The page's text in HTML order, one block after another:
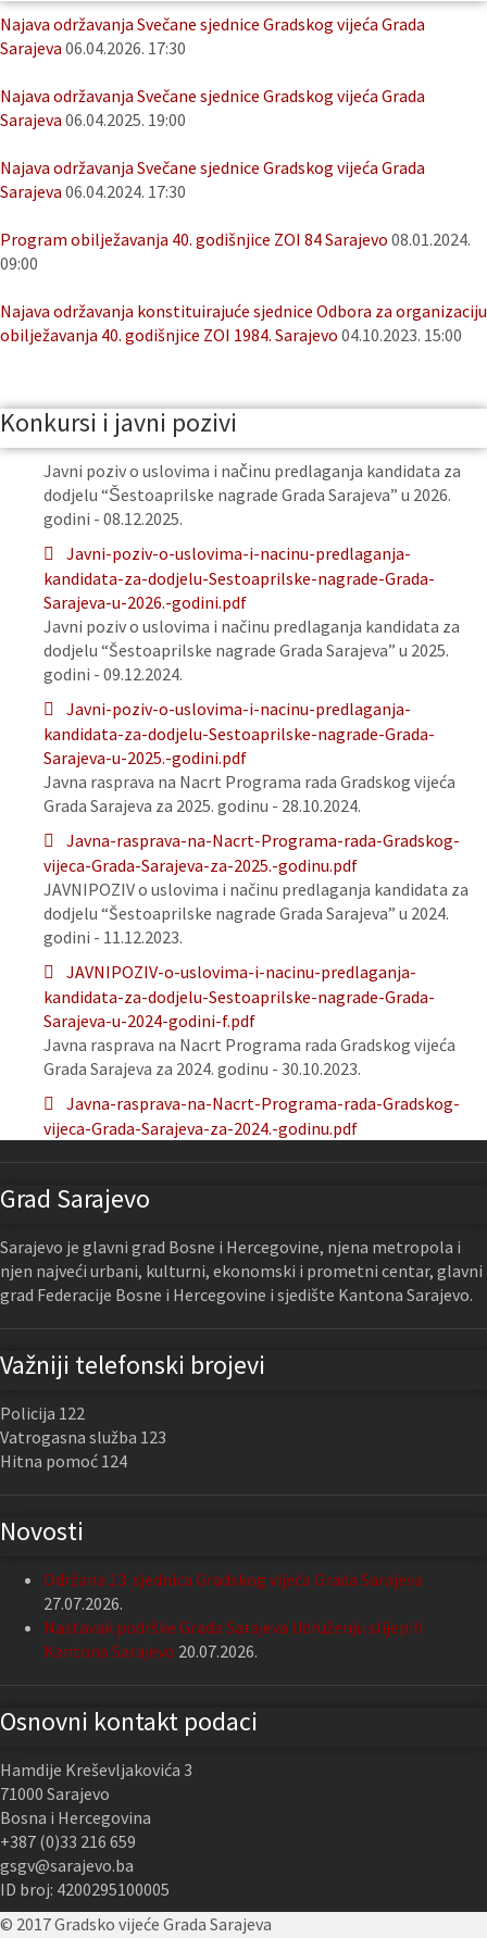
Najava održavanja Svečane sjednice Gradskog vijeća Grada
Sarajeva 06.04.2026. 17:30
Najava održavanja Svečane sjednice Gradskog vijeća Grada
Sarajeva 06.04.2025. 19:00
Najava održavanja Svečane sjednice Gradskog vijeća Grada
Sarajeva 06.04.2024. 17:30
Program obilježavanja 40. godišnjice ZOI 84 Sarajevo 08.01.2024.
09:00
Najava održavanja konstituirajuće sjednice Odbora za organizaciju
obilježavanja 40. godišnjice ZOI 1984. Sarajevo 04.10.2023. 15:00
Konkursi i javni pozivi
Javni poziv o uslovima i načinu predlaganja kandidata za
dodjelu “Šestoaprilske nagrade Grada Sarajeva” u 2026.
godini - 08.12.2025.
Javni-poziv-o-uslovima-i-nacinu-predlaganja-
kandidata-za-dodjelu-Sestoaprilske-nagrade-Grada-
Sarajeva-u-2026.-godini.pdf
Javni poziv o uslovima i načinu predlaganja kandidata za
dodjelu “Šestoaprilske nagrade Grada Sarajeva” u 2025.
godini - 09.12.2024.
Javni-poziv-o-uslovima-i-nacinu-predlaganja-
kandidata-za-dodjelu-Sestoaprilske-nagrade-Grada-
Sarajeva-u-2025.-godini.pdf
Javna rasprava na Nacrt Programa rada Gradskog vijeća
Grada Sarajeva za 2025. godinu - 28.10.2024.
Javna-rasprava-na-Nacrt-Programa-rada-Gradskog-
vijeca-Grada-Sarajeva-za-2025.-godinu.pdf
JAVNIPOZIV o uslovima i načinu predlaganja kandidata za
dodjelu “Šestoaprilske nagrade Grada Sarajeva” u 2024.
godini - 11.12.2023.
JAVNIPOZIV-o-uslovima-i-nacinu-predlaganja-
kandidata-za-dodjelu-Sestoaprilske-nagrade-Grada-
Sarajeva-u-2024-godini-f.pdf
Javna rasprava na Nacrt Programa rada Gradskog vijeća
Grada Sarajeva za 2024. godinu - 30.10.2023.
Javna-rasprava-na-Nacrt-Programa-rada-Gradskog-
vijeca-Grada-Sarajeva-za-2024.-godinu.pdf
Grad Sarajevo
Sarajevo je glavni grad Bosne i Hercegovine, njena metropola i
njen najveći urbani, kulturni, ekonomski i prometni centar, glavni
grad Federacije Bosne i Hercegovine i sjedište Kantona Sarajevo.
Važniji telefonski brojevi
Policija 122
Vatrogasna služba 123
Hitna pomoć 124
Novosti
Održana 13. sjednica Gradskog vijeća Grada Sarajeva
27.07.2026.
Nastavak podrške Grada Sarajeva Udruženju slijepih
Kantona Sarajevo 20.07.2026.
Osnovni kontakt podaci
Hamdije Kreševljakovića 3
71000 Sarajevo
Bosna i Hercegovina
+387 (0)33 216 659
gsgv@sarajevo.ba
ID broj: 4200295100005
© 2017 Gradsko vijeće Grada Sarajeva